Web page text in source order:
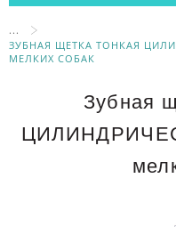
...
ЗУБНАЯ ЩЕТКА ТОНКАЯ
МЕЛКИХ СОБАК
Зубная